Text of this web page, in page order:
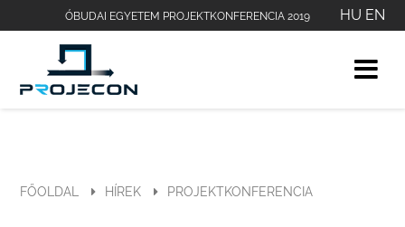
ÓBUDAI EGYETEM PROJEKTKONFERENCIA 2019 HU EN
FŐOLDAL HÍREK PROJEKTKONFERENCIA